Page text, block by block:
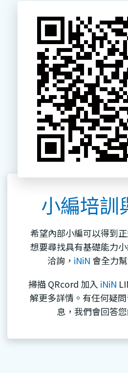
小編培訓
希望內部小編可以得到
想要尋找具有基礎能力
洽詢， iNiN 會全力
掃描 QRcord 加入 iNiN
解更多詳情。有任何疑
息，我們會回答您